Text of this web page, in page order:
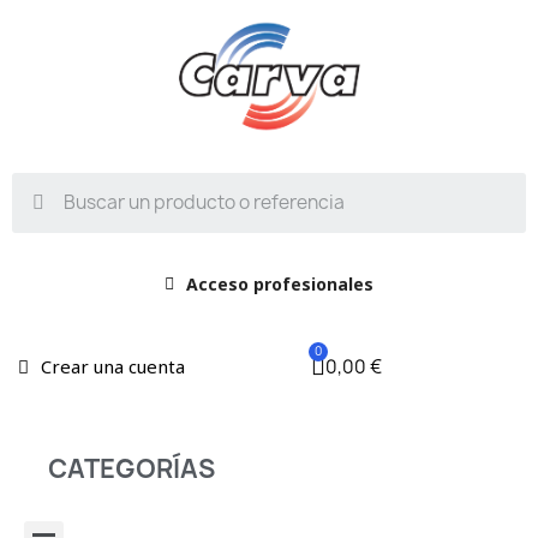
Acceso profesionales
Crear una cuenta 0,00 €
CATEGORÍAS